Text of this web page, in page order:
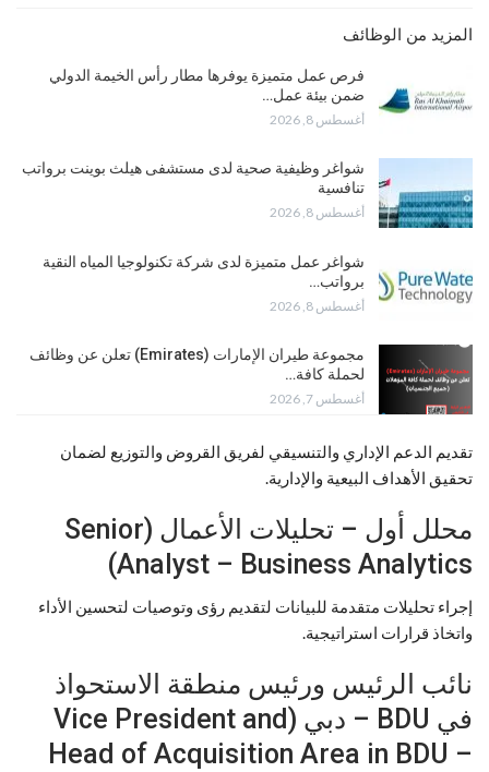
المزيد من الوظائف
فرص عمل متميزة يوفرها مطار رأس الخيمة الدولي
ضمن بيئة عمل…
أغسطس 8, 2026
شواغر وظيفية صحية لدى مستشفى هيلث بوينت برواتب
تنافسية
أغسطس 8, 2026
شواغر عمل متميزة لدى شركة تكنولوجيا المياه النقية
برواتب…
أغسطس 8, 2026
مجموعة طيران الإمارات (Emirates) تعلن عن وظائف
لحملة كافة…
أغسطس 7, 2026
تقديم الدعم الإداري والتنسيقي لفريق القروض والتوزيع لضمان
تحقيق الأهداف البيعية والإدارية.
محلل أول – تحليلات الأعمال (Senior
Analyst – Business Analytics)
إجراء تحليلات متقدمة للبيانات لتقديم رؤى وتوصيات لتحسين الأداء
واتخاذ قرارات استراتيجية.
نائب الرئيس ورئيس منطقة الاستحواذ
في BDU – دبي (Vice President and
Head of Acquisition Area in BDU –